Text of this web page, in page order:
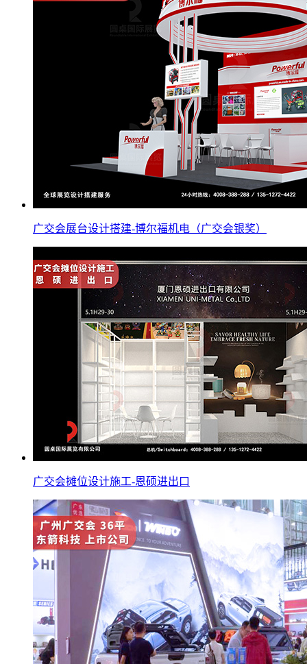
广交会展台设计搭建-博尔福机电（广交会银奖）
广交会摊位设计施工-恩硕进出口